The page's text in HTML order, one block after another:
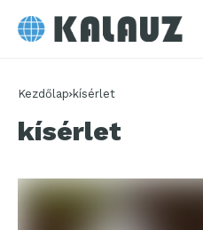
Kezdőlap kísérlet
kísérlet